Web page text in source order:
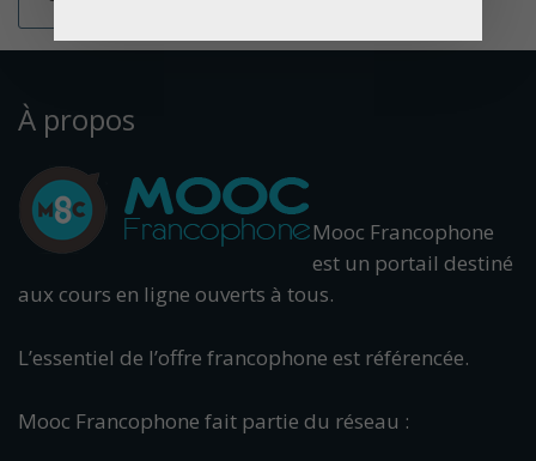
À propos
Mooc Francophone
est un portail destiné
aux cours en ligne ouverts à tous.
L’essentiel de l’offre francophone est référencée.
Mooc Francophone fait partie du réseau :